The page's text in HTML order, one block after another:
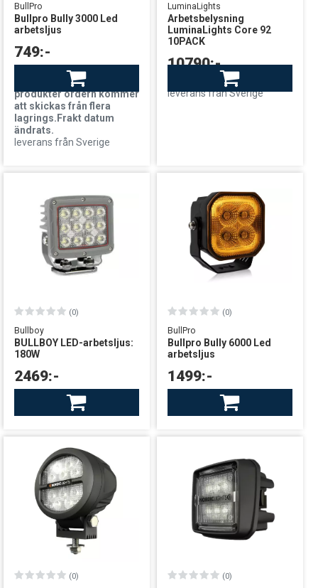
BullPro
Bullpro Bully 3000 Led
arbetsljus
749:-
Finns i lager
OBS!Eftersom mängden
produkter ordern kommer
att skickas från flera
lagrings.Frakt datum
ändrats.
leverans från Sverige
LuminaLights
Arbetsbelysning
LuminaLights Core 92
10PACK
10790:-
leverans från Sverige
Bullboy
BULLBOY LED-arbetsljus:
180W
(0)
2469:-
I lager: Begränsat antal
leverans från Sverige
BullPro
Bullpro Bully 6000 Led
arbetsljus
(0)
1499:-
Finns i lager
leverans från Sverige
(0) (0)